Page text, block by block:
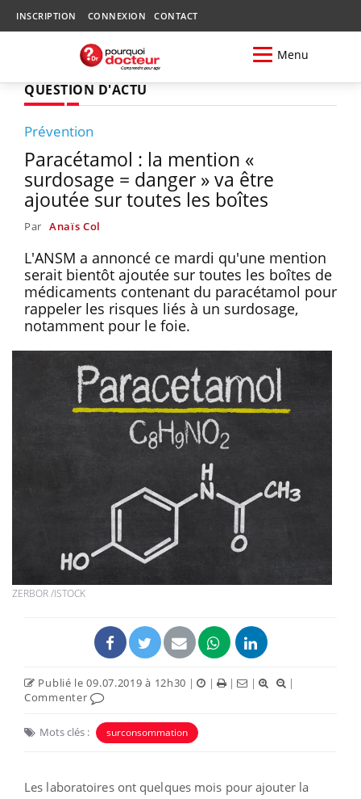
INSCRIPTION CONNEXION CONTACT
Menu
QUESTION D'ACTU
Prévention
Paracétamol : la mention «
surdosage = danger » va être
ajoutée sur toutes les boîtes
Par Anaïs Col
L'ANSM a annoncé ce mardi qu'une mention
serait bientôt ajoutée sur toutes les boîtes de
médicaments contenant du paracétamol pour
rappeler les risques liés à un surdosage,
notamment pour le foie.
ZERBOR /ISTOCK
Publié le 09.07.2019 à 12h30 | | | |
|
Commenter
Mots clés : surconsommation
Les laboratoires ont quelques mois pour ajouter la